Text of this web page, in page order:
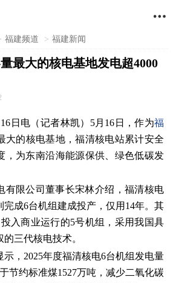

福建频道 > 福建新闻
最大的核电基地发电超4000
日电（记者林凯）5月16日，作为福
大的核电基地，福清核电站累计安全
，为东南沿海能源保供、绿色低碳发
有限公司董事长宋林介绍，福清核电
完成6台机组建成投产，仅用14年。其
入商业运行的5号机组，采用我国具
三代核电技术。
示，2025年度福清核电6台机组发电量
节约标准煤1527万吨，减少二氧化碳